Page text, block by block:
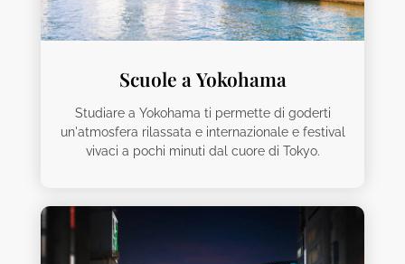
Scuole a Yokohama
Studiare a Yokohama ti permette di goderti
un'atmosfera rilassata e internazionale e festival
vivaci a pochi minuti dal cuore di Tokyo.